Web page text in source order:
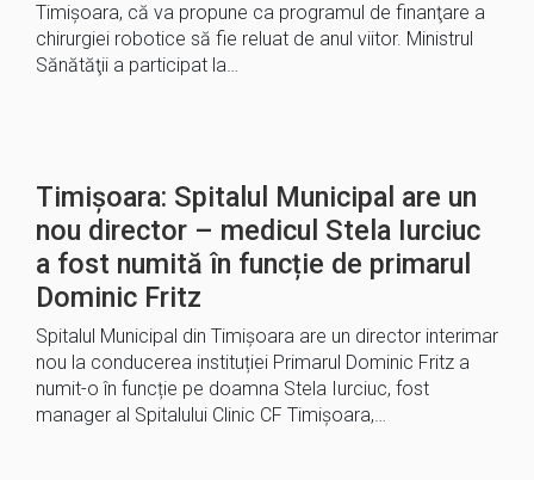
Timişoara, că va propune ca programul de finanţare a
chirurgiei robotice să fie reluat de anul viitor. Ministrul
Sănătăţii a participat la…
Timișoara: Spitalul Municipal are un
nou director – medicul Stela Iurciuc
a fost numită în funcție de primarul
Dominic Fritz
Spitalul Municipal din Timișoara are un director interimar
nou la conducerea instituției Primarul Dominic Fritz a
numit-o în funcție pe doamna Stela Iurciuc, fost
manager al Spitalului Clinic CF Timișoara,…